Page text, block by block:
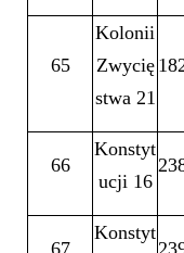
65
Kolonii
Zwycię
stwa 21
66
Konstyt
ucji 16
Konstyt